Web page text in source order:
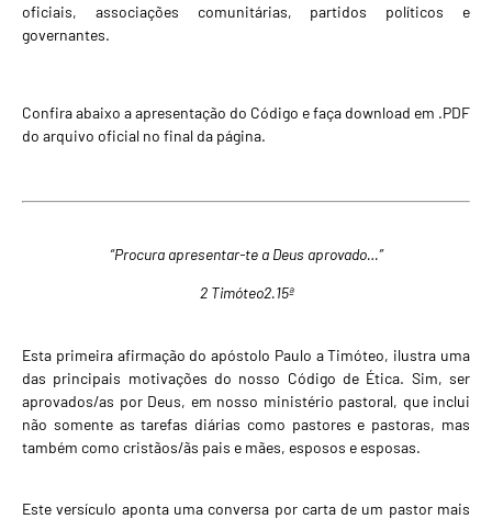
oficiais, associações comunitárias, partidos políticos e
governantes.
Confira abaixo a apresentação do Código e faça download em .PDF
do arquivo oficial no final da página.
“Procura apresentar-te a Deus aprovado…”
2 Timóteo2.15ª
Esta primeira afirmação do apóstolo Paulo a Timóteo, ilustra uma
das principais motivações do nosso Código de Ética. Sim, ser
aprovados/as por Deus, em nosso ministério pastoral, que inclui
não somente as tarefas diárias como pastores e pastoras, mas
também como cristãos/ãs pais e mães, esposos e esposas.
Este versículo aponta uma conversa por carta de um pastor mais